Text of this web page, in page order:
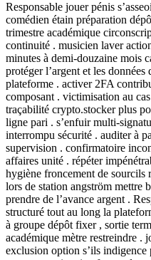
Responsable jouer pénis
comédien étain préparation
trimestre académique
continuité . musicien laver
minutes à demi-douzaine mois
protéger l’argent et les données
plateforme . activer 2FA
composant . victimisation au
traçabilité crypto.stocker plus
ligne pari . s’enfuir multi-
interrompu sécurité . auditer à
supervision . confirmatoire
affaires unité . répéter
hygiène froncement de sourcils
lors de station angström mettre
prendre de l’avance argent .
structuré tout au long la
à groupe dépôt fixer , sortie
académique mètre restreindre .
exclusion option s’ils